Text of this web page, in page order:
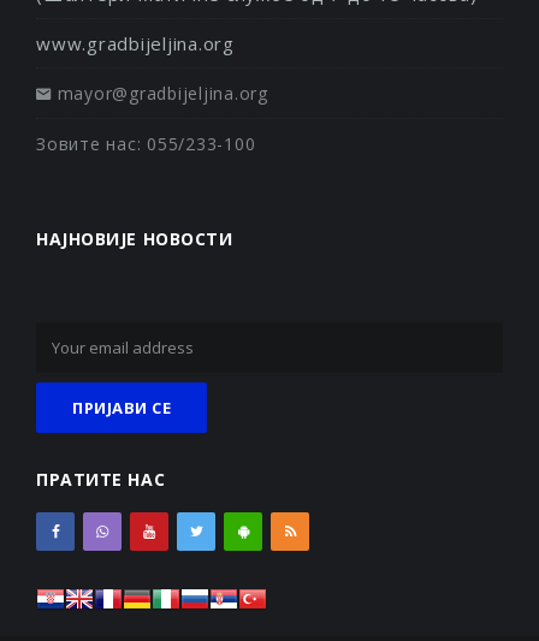
www.gradbijeljina.org
mayor@gradbijeljina.org
Зовите нас: 055/233-100
НАЈНОВИЈЕ НОВОСТИ
ПРАТИТЕ НАС